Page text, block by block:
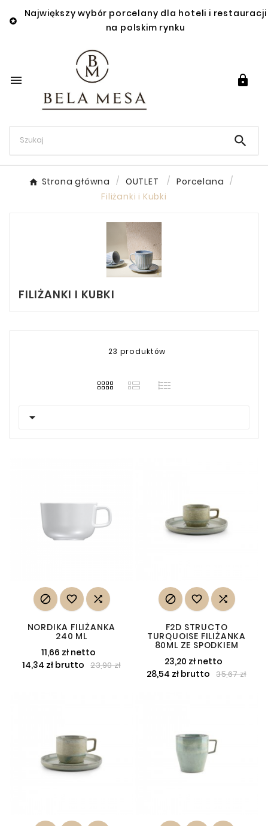

Największy wybór porcelany dla hoteli i restauracji
na polskim rynku
 

Strona główna OUTLET
Porcelana
Filiżanki i Kubki
FILIŻANKI I KUBKI
23 produktów

  
NORDIKA FILIŻANKA
240 ML
11,66 zł netto
14,34 zł brutto 23,90 zł
  
F2D STRUCTO
TURQUOISE FILIŻANKA
80ML ZE SPODKIEM
23,20 zł netto
28,54 zł brutto 35,67 zł